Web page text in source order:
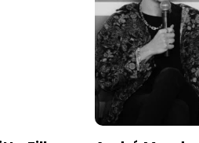
André